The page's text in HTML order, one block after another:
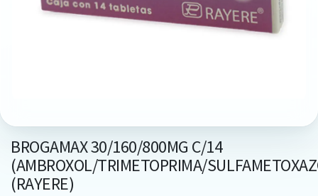
BROGAMAX 30/160/800MG C/14
(AMBROXOL/TRIMETOPRIMA/
(RAYERE)